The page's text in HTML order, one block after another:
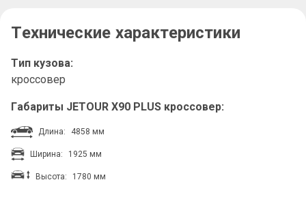
Технические характеристики
Тип кузова:
кроссовер
Габариты JETOUR X90 PLUS кроссовер:
Длина: 4858 мм
Ширина: 1925 мм
Высота: 1780 мм